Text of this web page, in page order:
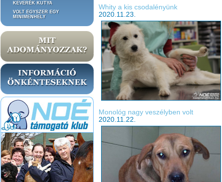
KEVERÉK KUTYA
VOLT EGYSZER EGY
MINIMENHELY
Whity a kis csodalényünk
2020.11.23.
Monológ nagy veszélyben volt
2020.11.22.